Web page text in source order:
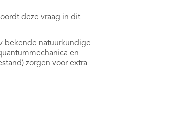
deze vraag in dit
bekende natuurkundige
en
zorgen voor extra